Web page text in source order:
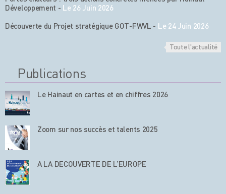
Développement - Le 26 Juin 2026
Découverte du Projet stratégique GOT-FWVL - Le 24 Juin 2026
Toute l'actualité
Publications
Le Hainaut en cartes et en chiffres 2026
Zoom sur nos succès et talents 2025
A LA DECOUVERTE DE L’EUROPE